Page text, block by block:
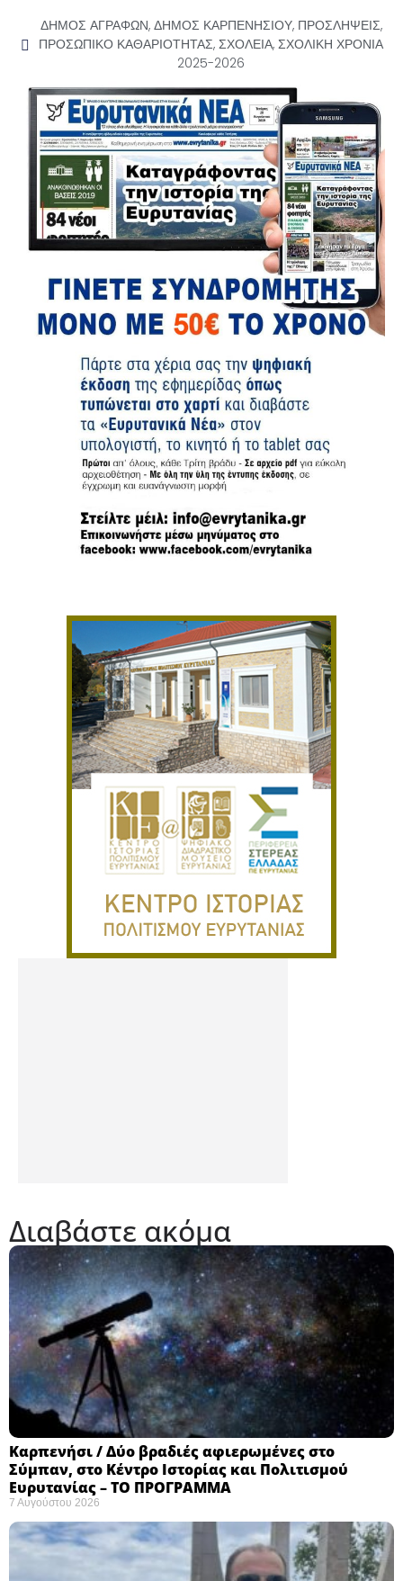
ΔΗΜΟΣ ΑΓΡΑΦΩΝ, ΔΗΜΟΣ ΚΑΡΠΕΝΗΣΙΟΥ, ΠΡΟΣΛΗΨΕΙΣ,
ΠΡΟΣΩΠΙΚΟ ΚΑΘΑΡΙΟΤΗΤΑΣ, ΣΧΟΛΕΙΑ, ΣΧΟΛΙΚΗ ΧΡΟΝΙΑ
2025-2026
Διαβάστε ακόμα
Καρπενήσι / Δύο βραδιές αφιερωμένες στο
Σύμπαν, στο Κέντρο Ιστορίας και Πολιτισμού
Ευρυτανίας – ΤΟ ΠΡΟΓΡΑΜΜΑ
7 Αυγούστου 2026